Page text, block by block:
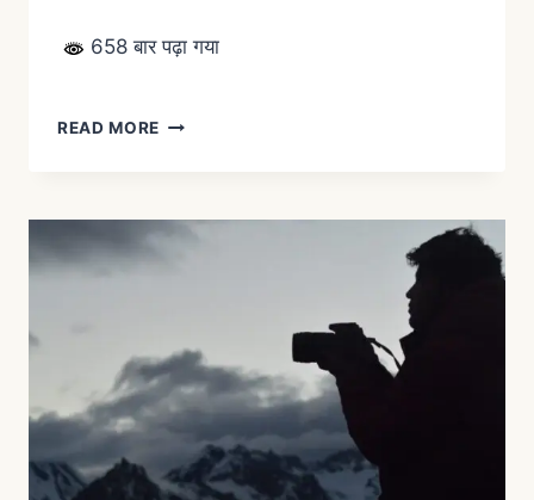
658 बार पढ़ा गया
READ MORE